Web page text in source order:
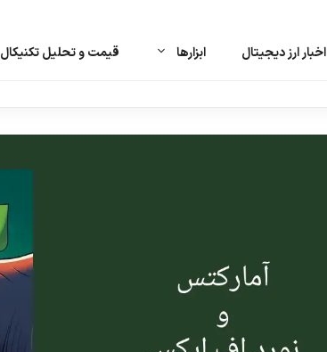
اخبار ارز دیجیتال ابزارها قیمت و تحلیل تکنیکال